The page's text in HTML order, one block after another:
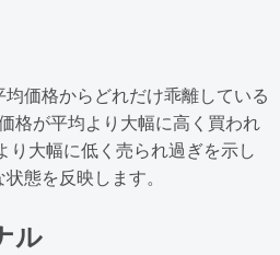
価格からどれだけ乖離している
格が平均より大幅に高く買われ
り大幅に低く売られ過ぎを示し
態を反映します。
ル